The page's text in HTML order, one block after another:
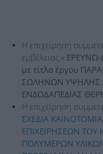
Η επιχείρηση
εμβέλειας «
με τίτλο έργου
ΣΩΛΗΝΩΝ ΥΨΗΛΗΣ
ΕΝΔΟΔΑΠΕΔΙΑΣ
Η επιχείρηση
ΣΧΕΔΙΑ
ΕΠΙΧΕΙΡΗΣΕΩΝ
ΠΟΛΥΜΕΡΩΝ